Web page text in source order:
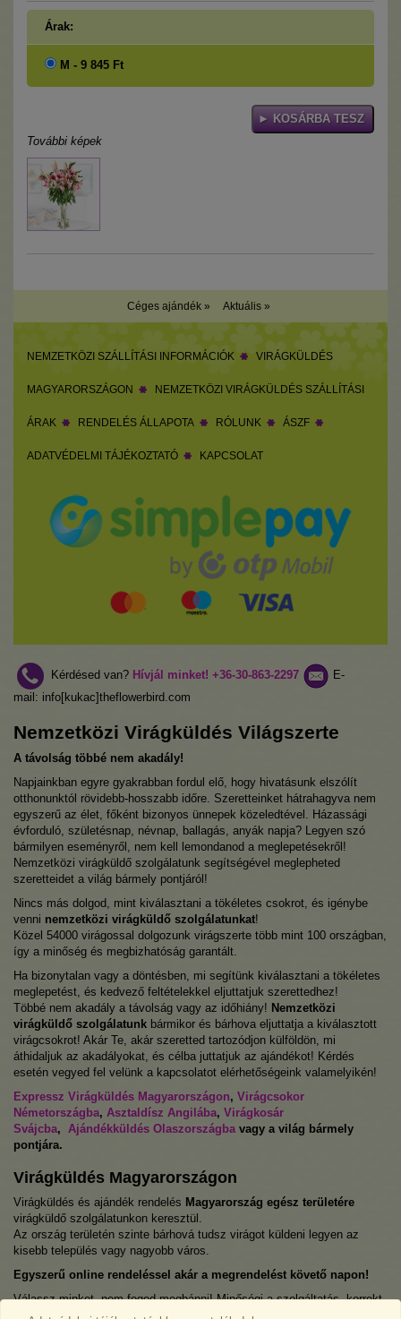
Árak:
M - 9 845 Ft
További képek
Céges ajándék » Aktuális »
NEMZETKÖZI SZÁLLÍTÁSI INFORMÁCIÓK VIRÁGKÜLDÉS
MAGYARORSZÁGON NEMZETKÖZI VIRÁGKÜLDÉS SZÁLLÍTÁSI
ÁRAK RENDELÉS ÁLLAPOTA RÓLUNK ÁSZF
ADATVÉDELMI TÁJÉKOZTATÓ KAPCSOLAT
Kérdésed van? Hívjál minket! +36-30-863-2297
E-
mail: info[kukac]theflowerbird.com
Nemzetközi Virágküldés Világszerte
A távolság többé nem akadály!
Napjainkban egyre gyakrabban fordul elő, hogy hivatásunk elszólít
otthonunktól rövidebb-hosszabb időre. Szeretteinket hátrahagyva nem
egyszerű az élet, főként bizonyos ünnepek közeledtével. Házassági
évforduló, születésnap, névnap, ballagás, anyák napja? Legyen szó
bármilyen eseményről, nem kell lemondanod a meglepetésekről!
Nemzetközi virágküldő szolgálatunk segítségével meglepheted
szeretteidet a világ bármely pontjáról!
Nincs más dolgod, mint kiválasztani a tökéletes csokrot, és igénybe
venni nemzetközi virágküldő szolgálatunkat!
Közel 54000 virágossal dolgozunk virágszerte több mint 100 országban,
így a minőség és megbizhatóság garantált.
Ha bizonytalan vagy a döntésben, mi segítünk kiválasztani a tökéletes
meglepetést, és kedvező feltételekkel eljuttatjuk szerettedhez!
Többé nem akadály a távolság vagy az időhiány! Nemzetközi
virágküldő szolgálatunk bármikor és bárhova eljuttatja a kiválasztott
virágcsokrot! Akár Te, akár szeretted tartozódjon külföldön, mi
áthidaljuk az akadályokat, és célba juttatjuk az ajándékot! Kérdés
esetén vegyed fel velünk a kapcsolatot elérhetőségeink valamelyikén!
Expressz Virágküldés Magyarországon, Virágcsokor
Németországba, Asztaldísz Angilába, Virágkosár
Svájcba, Ajándékküldés Olaszországba vagy a világ bármely
pontjára.
Virágküldés Magyarországon
Virágküldés és ajándék rendelés Magyarország egész területére
virágküldő szolgálatunkon keresztül.
Az ország területén szinte bárhová tudsz virágot küldeni legyen az
kisebb település vagy nagyobb város.
Egyszerű online rendeléssel akár a megrendelést követő napon!
Válassz minket, nem fogod megbánni! Minőségi a szolgáltatás, korrekt
árak, kedves ügyfélszolgálat, frissek és gyönyörűek a virágok.